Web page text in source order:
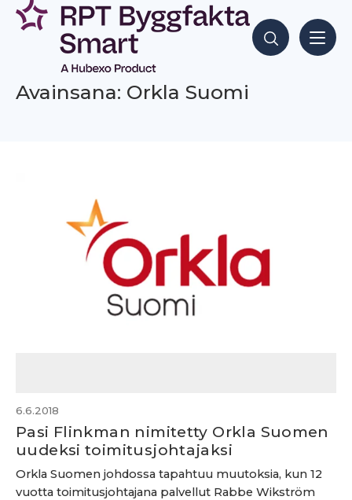
Siirry
sisältöön
Hae sisältöjä
Avainsana: Orkla Suomi
6.6.2018
Pasi Flinkman nimitetty Orkla Suomen
uudeksi toimitusjohtajaksi
Orkla Suomen johdossa tapahtuu muutoksia, kun 12
vuotta toimitusjohtajana palvellut Rabbe Wikström